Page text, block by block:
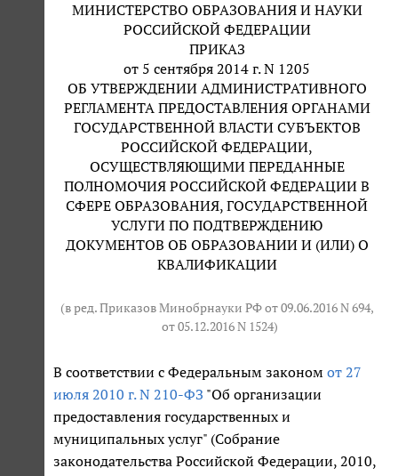
МИНИСТЕРСТВО ОБРАЗОВАНИЯ И НАУКИ
РОССИЙСКОЙ ФЕДЕРАЦИИ
ПРИКАЗ
от 5 сентября 2014 г. N 1205
ОБ УТВЕРЖДЕНИИ АДМИНИСТРАТИВНОГО
РЕГЛАМЕНТА ПРЕДОСТАВЛЕНИЯ ОРГАНАМИ
ГОСУДАРСТВЕННОЙ ВЛАСТИ СУБЪЕКТОВ
РОССИЙСКОЙ ФЕДЕРАЦИИ,
ОСУЩЕСТВЛЯЮЩИМИ ПЕРЕДАННЫЕ
ПОЛНОМОЧИЯ РОССИЙСКОЙ ФЕДЕРАЦИИ В
СФЕРЕ ОБРАЗОВАНИЯ, ГОСУДАРСТВЕННОЙ
УСЛУГИ ПО ПОДТВЕРЖДЕНИЮ
ДОКУМЕНТОВ ОБ ОБРАЗОВАНИИ И (ИЛИ) О
КВАЛИФИКАЦИИ
(в ред. Приказов Минобрнауки РФ от 09.06.2016 N 694,
от 05.12.2016 N 1524)
В соответствии с Федеральным законом от 27
июля 2010 г. N 210-ФЗ "Об организации
предоставления государственных и
муниципальных услуг" (Собрание
законодательства Российской Федерации, 2010,